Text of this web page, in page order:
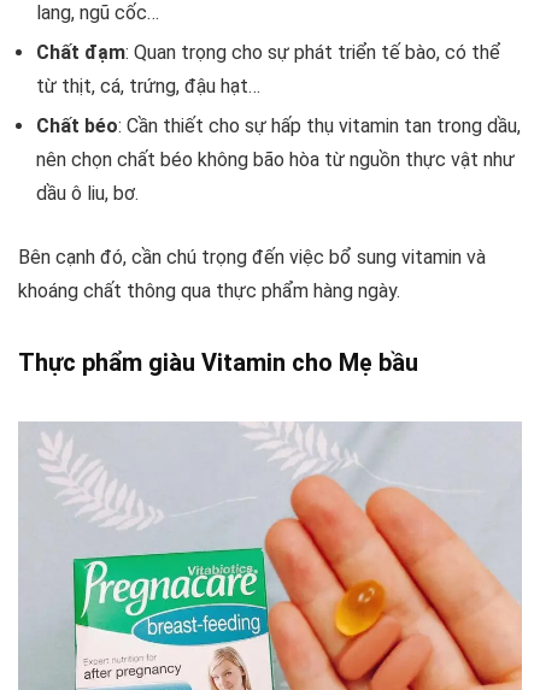
lang, ngũ cốc…
Chất đạm: Quan trọng cho sự phát triển tế bào, có thể
từ thịt, cá, trứng, đậu hạt…
Chất béo: Cần thiết cho sự hấp thụ vitamin tan trong dầu,
nên chọn chất béo không bão hòa từ nguồn thực vật như
dầu ô liu, bơ.
Bên cạnh đó, cần chú trọng đến việc bổ sung vitamin và
khoáng chất thông qua thực phẩm hàng ngày.
Thực phẩm giàu Vitamin cho Mẹ bầu